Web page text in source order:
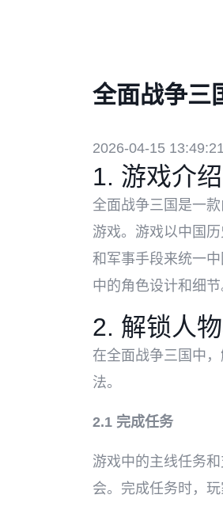
全面战争三
2026-04-15 13:49:21
1. 游戏介绍
全面战争三国是一
游戏。游戏以中国
和军事手段来统一
中的角色设计和细节
2. 解锁人
在全面战争三国中
法。
2.1 完成任务
游戏中的主线任务
会。完成任务时，